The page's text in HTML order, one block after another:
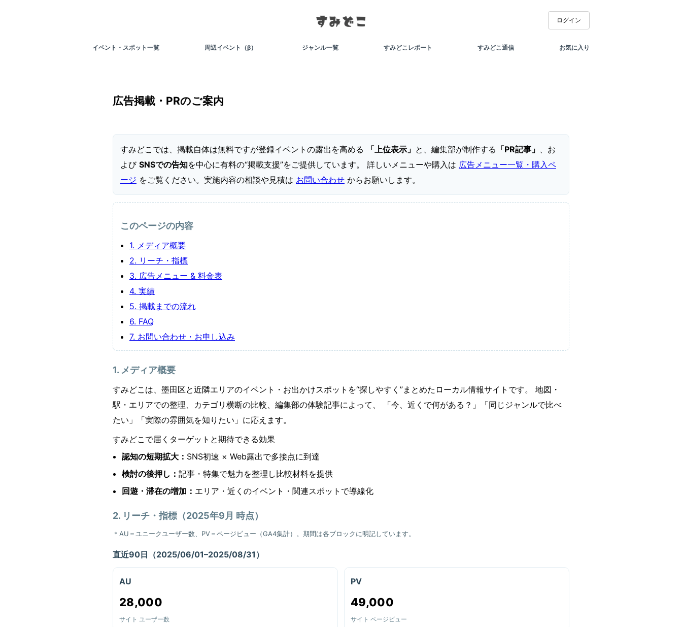
ログイン
イベント・スポット一覧 周辺イベント（β） ジャンル一覧 すみどこレポート すみどこ通信 お気に入り
広告掲載・PRのご案内
すみどこでは、掲載自体は無料ですが登録イベントの露出を高める 「上位表示」 と、編集部が制作する 「PR記事」
、お
よび SNSでの告知を中心に有料の“掲載支援”をご提供しています。 詳しいメニューや購入は 広告メニュー一覧・購入ペ
ージ をご覧ください。実施内容の相談や見積は お問い合わせ からお願いします。
このページの内容
1. メディア概要
2. リーチ・指標
3. 広告メニュー & 料金表
4. 実績
5. 掲載までの流れ
6. FAQ
7. お問い合わせ・お申し込み
1. メディア概要
すみどこは、墨田区と近隣エリアのイベント・お出かけスポットを“探しやすく”まとめたローカル情報サイトです。 地図・
駅・エリアでの整理、カテゴリ横断の比較、編集部の体験記事によって、 「今、近くで何がある？」「同じジャンルで比べ
たい」「実際の雰囲気を知りたい」に応えます。
すみどこで届くターゲットと期待できる効果
認知の短期拡大： SNS初速 × Web露出で多接点に到達
検討の後押し： 記事・特集で魅力を整理し比較材料を提供
回遊・滞在の増加： エリア・近くのイベント・関連スポットで導線化
2. リーチ・指標（2025年9月 時点）
＊AU＝ユニークユーザー数、PV＝ページビュー（GA4集計）。期間は各ブロックに明記しています。
直近90日（2025/06/01–2025/08/31）
AU
28,000
サイト ユーザー数
PV
49,000
サイト ページビュー